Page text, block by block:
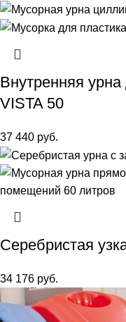
Внутренняя
VISTA 50
37 440 руб.
Серебристая
34 176 руб.